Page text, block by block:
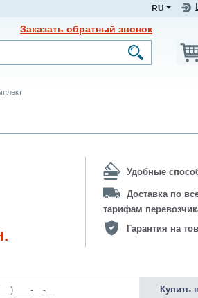
RU
Заказать обратный звонок
Удобные
Доставка по
тарифам
Гарантия на
Купить